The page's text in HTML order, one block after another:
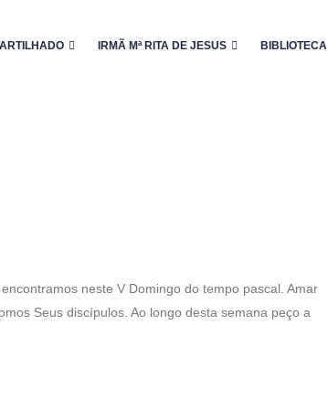
IRMÃ Mª RITA DE JESUS BIBLIOTECA
neste V Domingo do tempo pascal. Amar
Seus discípulos. Ao longo desta semana peço a